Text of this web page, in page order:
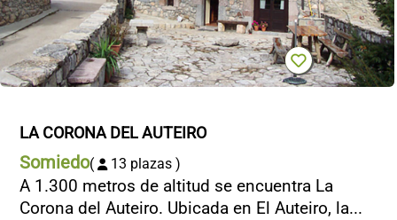
LA CORONA DEL AUTEIRO
Somiedo( 13 plazas )
A 1.300 metros de altitud se encuentra La
Corona del Auteiro. Ubicada en El Auteiro, la...